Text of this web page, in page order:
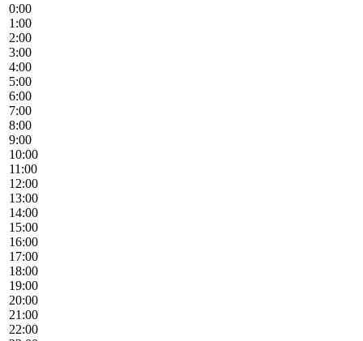
0:00
1:00
2:00
3:00
4:00
5:00
6:00
7:00
8:00
9:00
10:00
11:00
12:00
13:00
14:00
15:00
16:00
17:00
18:00
19:00
20:00
21:00
22:00